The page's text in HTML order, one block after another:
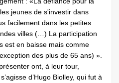
jeunes de s'investir dans
facilement dans les petites
villes (…) La participation
est en baisse mais comme
des plus de 65 ans) ».
ont, à leur tour,
d’Hugo Biolley, qui fut à